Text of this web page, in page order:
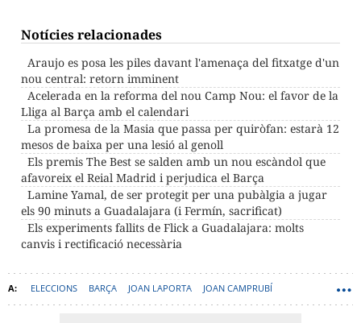
Notícies relacionades
Araujo es posa les piles davant l'amenaça del fitxatge d'un
nou central: retorn imminent
Acelerada en la reforma del nou Camp Nou: el favor de la
Lliga al Barça amb el calendari
La promesa de la Masia que passa per quiròfan: estarà 12
mesos de baixa per una lesió al genoll
Els premis The Best se salden amb un nou escàndol que
afavoreix el Reial Madrid i perjudica el Barça
Lamine Yamal, de ser protegit per una pubàlgia a jugar
els 90 minuts a Guadalajara (i Fermín, sacrificat)
Els experiments fallits de Flick a Guadalajara: molts
canvis i rectificació necessària
ELECCIONS BARÇA JOAN LAPORTA JOAN CAMPRUBÍ